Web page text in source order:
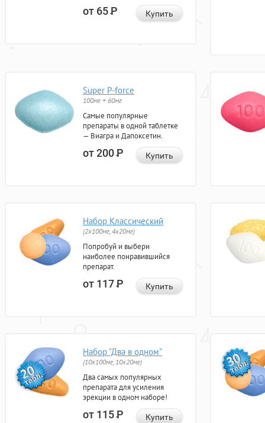
от 65Р Купить
Super P-force
100мг + 60мг
Самые популярные
препараты в одной таблетке
— Виагра и Дапоксетин.
от 200Р Купить
Набор Классический
(2x100мг, 4x20мг)
Попробуй и выбери
наиболее понравившийся
препарат.
от 117Р Купить
Набор "Два в одном"
(10x100мг, 10x20мг)
Два самых популярных
препарата для усиления
эрекции в одном наборе!
от 115Р Купить